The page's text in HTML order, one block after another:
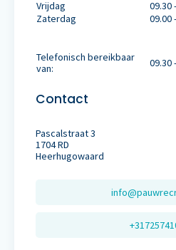
Vrijdag
09.30
Zaterdag
09.00
Telefonisch bereikbaar
van:
09.30
Contact
Pascalstraat 3
1704 RD
Heerhugowaard